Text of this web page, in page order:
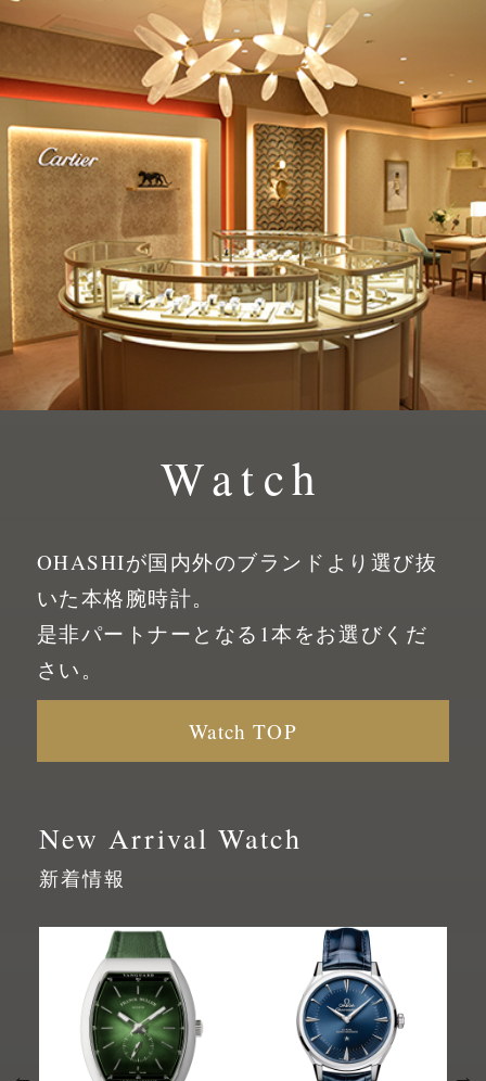
Watch
OHASHIが国内外のブランドより選び抜
いた本格腕時計。
是非パートナーとなる1本をお選びくだ
さい。
Watch TOP
New Arrival Watch
新着情報